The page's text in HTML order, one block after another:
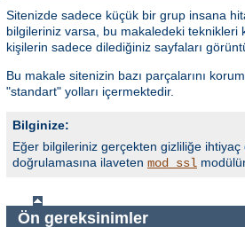
Sitenizde sadece küçük bir grup insana
bilgileriniz varsa, bu makaledeki teknikleri
kişilerin sadece dilediğiniz sayfaları
Bu makale sitenizin bazı parçalarını
"standart" yolları içermektedir.
Bilginize:
Eğer bilgileriniz gerçekten gizliliğe
doğrulamasına ilaveten mod_ssl
Ön gereksinimler